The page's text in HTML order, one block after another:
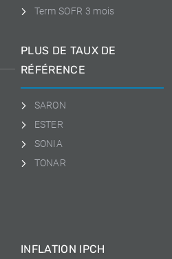
Term SOFR 3 mois
PLUS DE TAUX DE
RÉFÉRENCE
SARON
ESTER
SONIA
TONAR
INFLATION IPCH